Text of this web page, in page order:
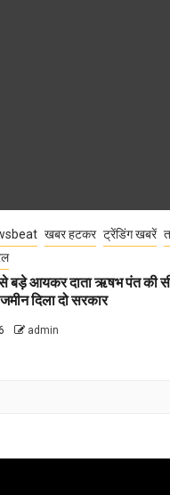
खबर हटकर ट्रेंडिंग खबरें
बड़े आयकर दाता ऋषभ पंत की
दिला दो सरकार
admin